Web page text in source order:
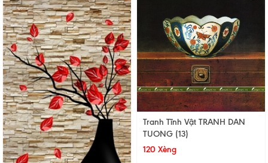
Tranh Tĩnh Vật TRANH DAN
TUONG (13)
120 Xèng